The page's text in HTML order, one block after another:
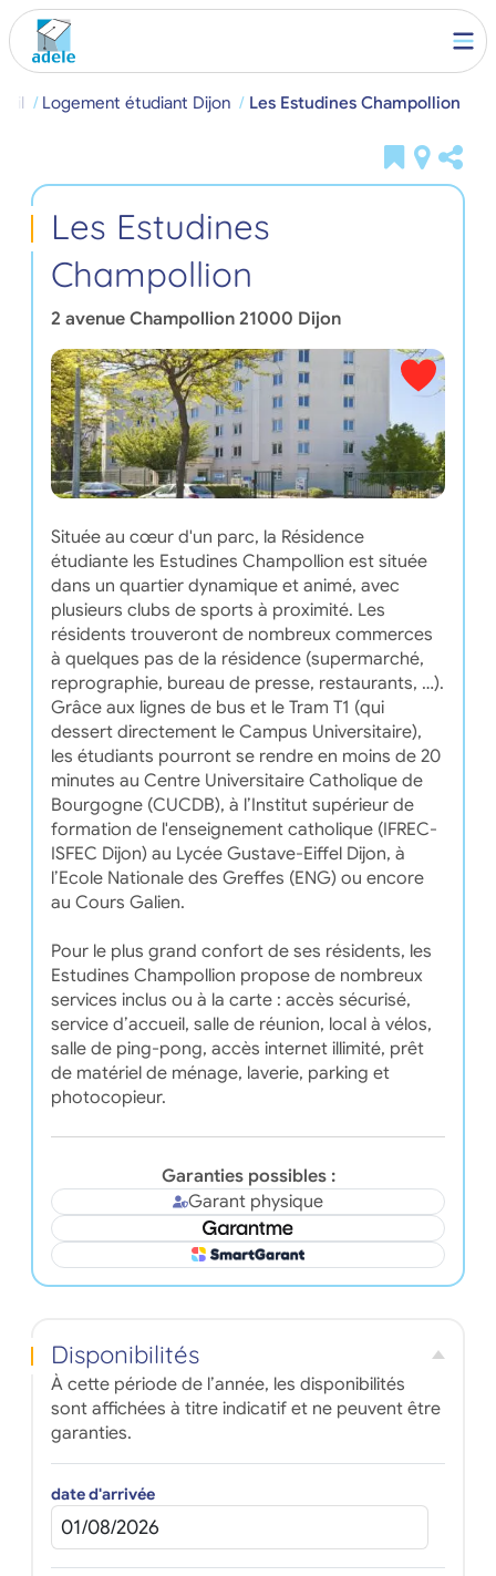
Logement étudiant Dijon Les Estudines Champollion
Les Estudines
Champollion
2 avenue Champollion 21000 Dijon
Située au cœur d'un parc, la Résidence
étudiante les Estudines Champollion est située
dans un quartier dynamique et animé, avec
plusieurs clubs de sports à proximité. Les
résidents trouveront de nombreux commerces
à quelques pas de la résidence (supermarché,
reprographie, bureau de presse, restaurants, …).
Grâce aux lignes de bus et le Tram T1 (qui
dessert directement le Campus Universitaire),
les étudiants pourront se rendre en moins de 20
minutes au Centre Universitaire Catholique de
Bourgogne (CUCDB), à l’Institut supérieur de
formation de l'enseignement catholique (IFREC-
ISFEC Dijon) au Lycée Gustave-Eiffel Dijon, à
l’Ecole Nationale des Greffes (ENG) ou encore
au Cours Galien.
Pour le plus grand confort de ses résidents, les
Estudines Champollion propose de nombreux
services inclus ou à la carte : accès sécurisé,
service d’accueil, salle de réunion, local à vélos,
salle de ping-pong, accès internet illimité, prêt
de matériel de ménage, laverie, parking et
photocopieur.
Garanties possibles :
Garant physique
Disponibilités
À cette période de l’année, les disponibilités
sont affichées à titre indicatif et ne peuvent être
garanties.
date d'arrivée